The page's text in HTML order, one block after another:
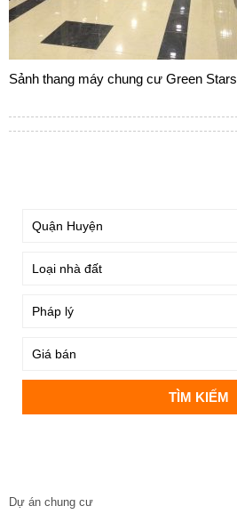
Sảnh thang máy chung cư Green Stars
Dự án chung cư